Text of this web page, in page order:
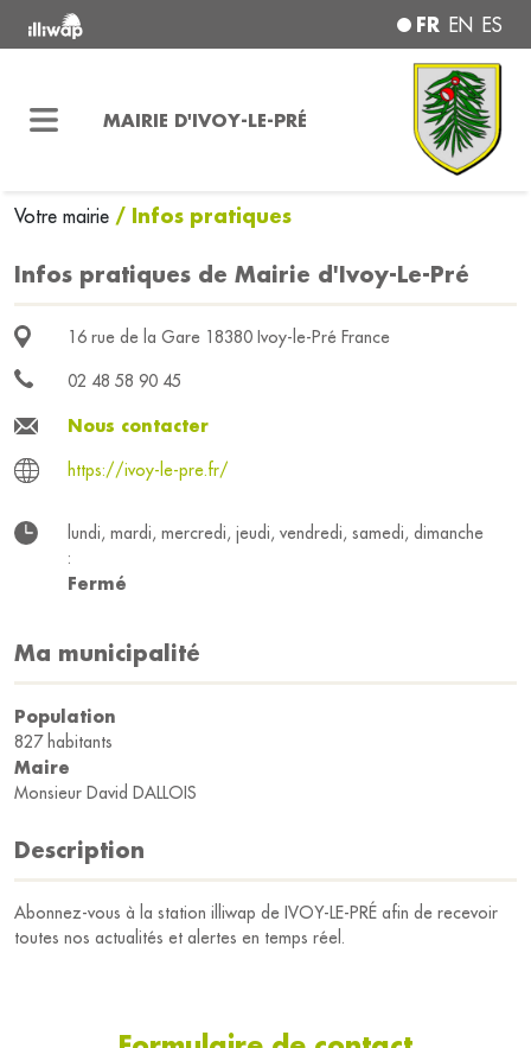
FR EN ES
MAIRIE D'IVOY-LE-PRÉ
Votre mairie / Infos pratiques
Infos pratiques de Mairie d'Ivoy-Le-Pré
16 rue de la Gare 18380 Ivoy-le-Pré France
02 48 58 90 45
Nous contacter
https://ivoy-le-pre.fr/
lundi, mardi, mercredi, jeudi, vendredi, samedi, dimanche
:
Fermé
Ma municipalité
Population
827 habitants
Maire
Monsieur David DALLOIS
Description
Abonnez-vous à la station illiwap de IVOY-LE-PRÉ afin de recevoir
toutes nos actualités et alertes en temps réel.